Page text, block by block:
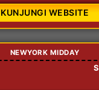
KUNJUNGI WEBSITE
NEWYORK MIDDAY